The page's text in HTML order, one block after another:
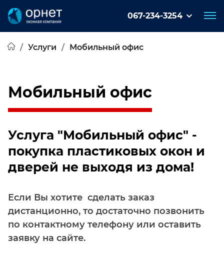
067-234-3254
Услуги Мобильный офис
Мобильный офис
Услуга "Мобильный офис" -
покупка пластиковых окон и
дверей не выходя из дома!
Если Вы хотите сделать заказ
дистанционно, то достаточно позвонить
по контактному телефону или оставить
заявку на сайте.